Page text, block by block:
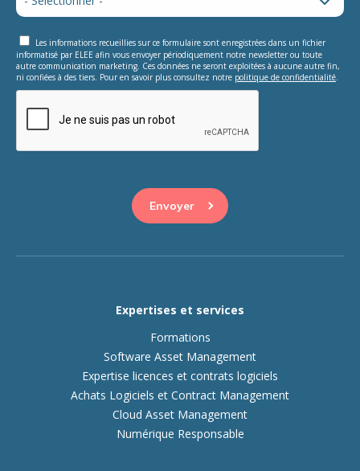
Les informations recueillies sur ce formulaire sont enregistrées dans un fichier
informatisé par ELEE afin vous envoyer périodiquement notre newsletter ou toute
autre communication marketing. Ces données ne seront exploitées à aucune autre fin,
ni confiées à des tiers. Pour en savoir plus consultez notre politique de confidentialité
Expertises et services
Formations
Software Asset Management
Expertise licences et contrats logiciels
Achats Logiciels et Contract Management
Cloud Asset Management
Numérique Responsable